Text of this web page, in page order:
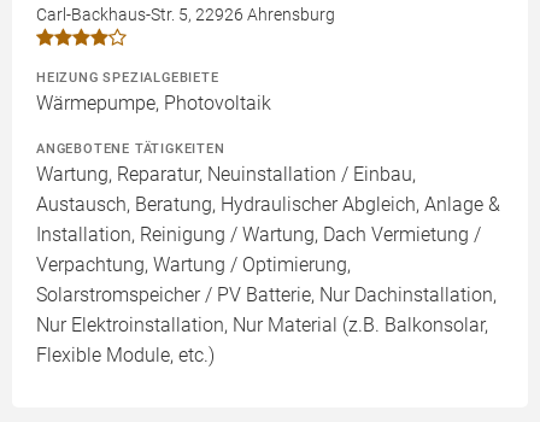
Carl-Backhaus-Str. 5, 22926 Ahrensburg
HEIZUNG SPEZIALGEBIETE
Wärmepumpe, Photovoltaik
ANGEBOTENE TÄTIGKEITEN
Wartung, Reparatur, Neuinstallation / Einbau,
Austausch, Beratung, Hydraulischer Abgleich, Anlage &
Installation, Reinigung / Wartung, Dach Vermietung /
Verpachtung, Wartung / Optimierung,
Solarstromspeicher / PV Batterie, Nur Dachinstallation,
Nur Elektroinstallation, Nur Material (z.B. Balkonsolar,
Flexible Module, etc.)